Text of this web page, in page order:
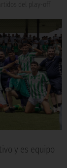
del play-off
y es equipo